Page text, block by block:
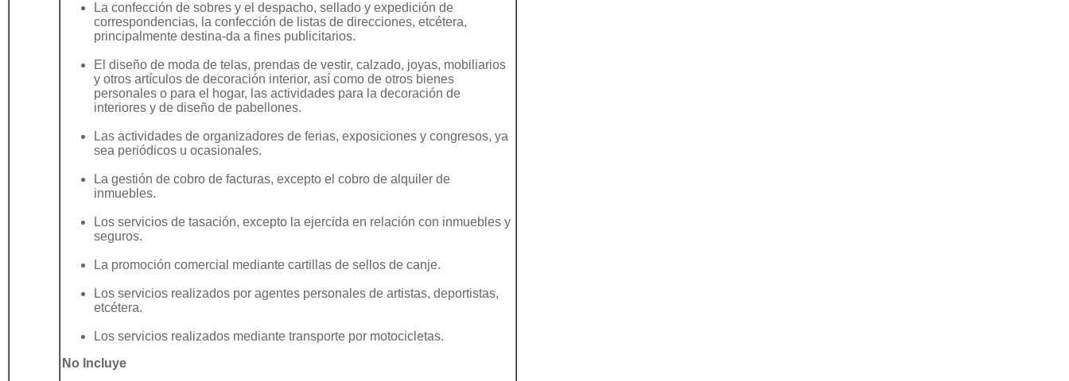
La confección de sobres y el despacho, sellado y expedición de
correspondencias, la confección de listas de direcciones, etcétera,
principalmente destina-da a fines publicitarios.
El diseño de moda de telas, prendas de vestir, calzado, joyas, mobiliarios
y otros artículos de decoración interior, así como de otros bienes
personales o para el hogar, las actividades para la decoración de
interiores y de diseño de pabellones.
Las actividades de organizadores de ferias, exposiciones y congresos, ya
sea periódicos u ocasionales.
La gestión de cobro de facturas, excepto el cobro de alquiler de
inmuebles.
Los servicios de tasación, excepto la ejercida en relación con inmuebles y
seguros.
La promoción comercial mediante cartillas de sellos de canje.
Los servicios realizados por agentes personales de artistas, deportistas,
etcétera.
Los servicios realizados mediante transporte por motocicletas.
No Incluye